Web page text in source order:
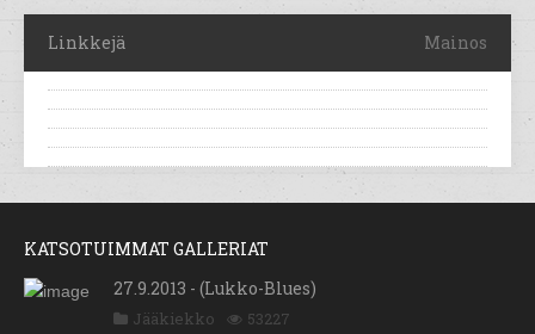
Linkkejä Mainos
KATSOTUIMMAT GALLERIAT
27.9.2013 - (Lukko-Blues)
Jääkiekko 53227